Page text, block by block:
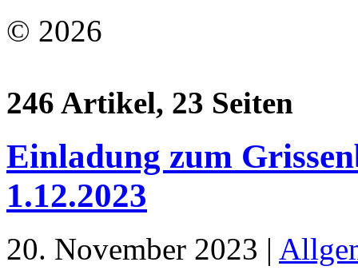
© 2026
246 Artikel, 23 Seiten
Einladung zum
1.12.2023
20. November 2023 |